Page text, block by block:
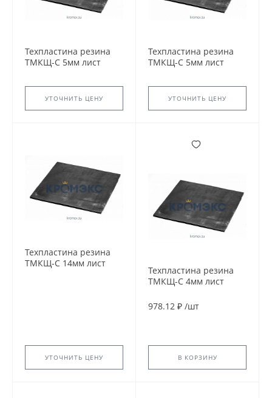
Техпластина резина
ТМКЩ-С 5мм лист
90 2Н-I-ТМКЩ-С-5..
УТОЧНИТЬ ЦЕНУ
Техпластина резина
ТМКЩ-С 5мм лист
90 2Н-I-ТМКЩ-С-5
УТОЧНИТЬ ЦЕНУ
Техпластина резина
ТМКЩ-С 14мм лист
УТОЧНИТЬ ЦЕНУ
Техпластина резина
ТМКЩ-С 4мм лист
90 2Н-I-ТМКЩ-С-4.
978.12 ₽ /шт
В КОРЗИНУ